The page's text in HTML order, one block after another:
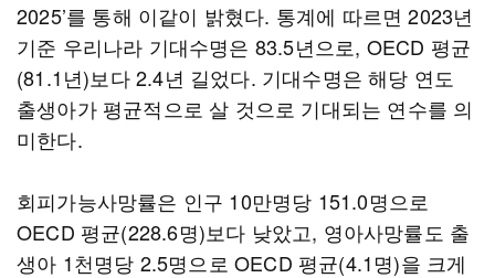
2025’를 통해 이같이 밝혔다. 통계에 따르면 2023년
기준 우리나라 기대수명은 83.5년으로, OECD 평균
(81.1년)보다 2.4년 길었다. 기대수명은 해당 연도
출생아가 평균적으로 살 것으로 기대되는 연수를 의
미한다.
회피가능사망률은 인구 10만명당 151.0명으로
OECD 평균(228.6명)보다 낮았고, 영아사망률도 출
생아 1천명당 2.5명으로 OECD 평균(4.1명)을 크게